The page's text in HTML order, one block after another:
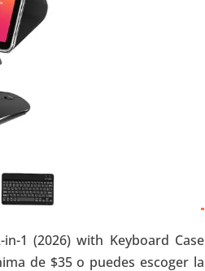
in-1 (2026) with Keyboard Case
de $35 o puedes escoger la